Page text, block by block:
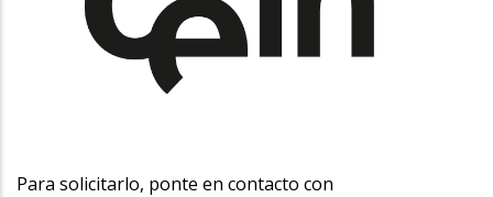
Para solicitarlo, ponte en contacto con